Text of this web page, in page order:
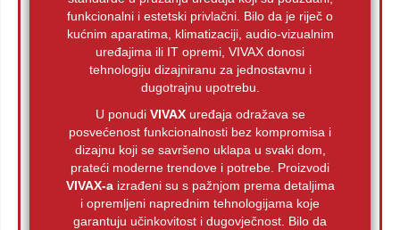
funkcionalni i estetski privlačni. Bilo da je riječ o
kućnim aparatima, klimatizaciji, audio-vizualnim
uređajima ili IT opremi, VIVAX donosi
tehnologiju dizajniranu za jednostavnu i
dugotrajnu upotrebu.
U ponudi VIVAXuređaja odražava se
posvećenost funkcionalnosti bez kompromisa i
dizajnu koji se savršeno uklapa u svaki dom,
prateći moderne trendove i potrebe. Proizvodi
VIVAX-aizrađeni su s pažnjom prema detaljima
i opremljeni naprednim tehnologijama koje
garantuju učinkovitost i dugovječnost. Bilo da